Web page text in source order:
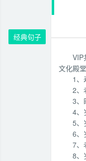
经典句子
VIP
文化殿
1、
2、
3、
4、
5、
6、
7、
8、